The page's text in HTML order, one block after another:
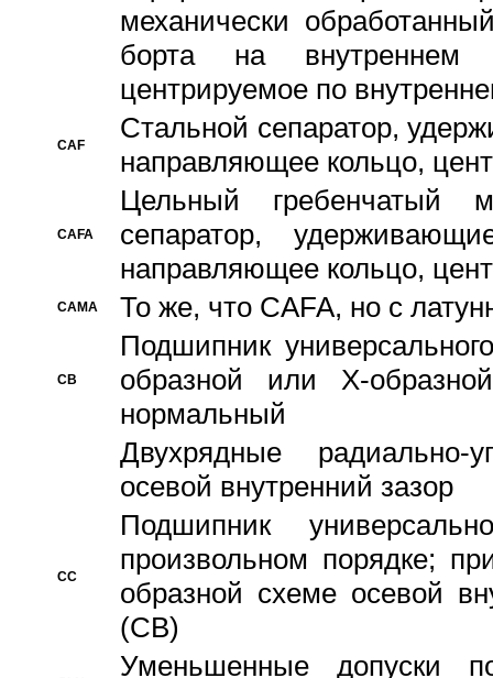
механически
борта на внутреннем
центрируемое по
CAF
Стальной сепаратор,
направляющее кольцо,
CAFA
Цельный гребенчатый
сепаратор,
направляющее кольцо,
CAMA То же, что CAFA, но с
CB
Подшипник
образной или Х-
нормальный
Двухрядные радиально-
осевой внутренний зазор
CC
Подшипник
произвольном порядке;
образной схеме осевой
(CB)
Уменьшенные